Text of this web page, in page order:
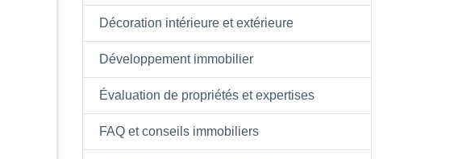
Décoration intérieure et extérieure
Développement immobilier
Évaluation de propriétés et expertises
FAQ et conseils immobiliers